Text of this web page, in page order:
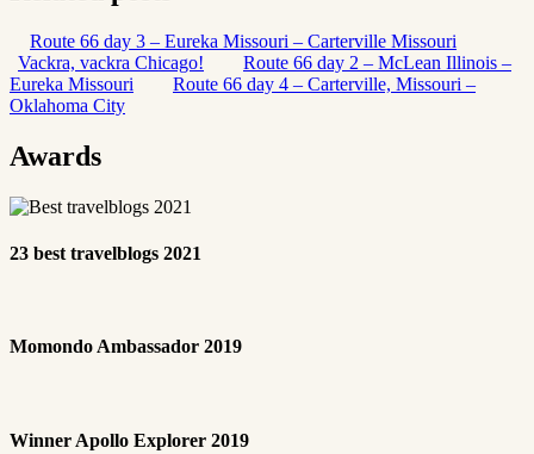
Route 66 day 3 – Eureka Missouri – Carterville Missouri
Vackra, vackra Chicago!
Route 66 day 2 – McLean Illinois –
Eureka Missouri
Route 66 day 4 – Carterville, Missouri –
Oklahoma City
Awards
23 best travelblogs 2021
Momondo Ambassador 2019
Winner Apollo Explorer 2019